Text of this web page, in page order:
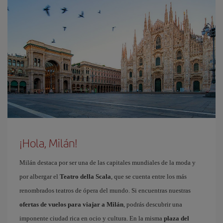
¡Hola, Milán!
Milán destaca por ser una de las capitales mundiales de la moda y
por albergar el Teatro della Scala, que se cuenta entre los más
renombrados teatros de ópera del mundo. Si encuentras nuestras
ofertas de vuelos para viajar a Milán, podrás descubrir una
imponente ciudad rica en ocio y cultura. En la misma plaza del